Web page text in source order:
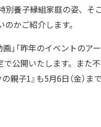
養子縁組家庭の姿、そ
かご紹介します。
」「昨年のイベントのア
で公開いたします。また
子1』も5月6日（金）ま